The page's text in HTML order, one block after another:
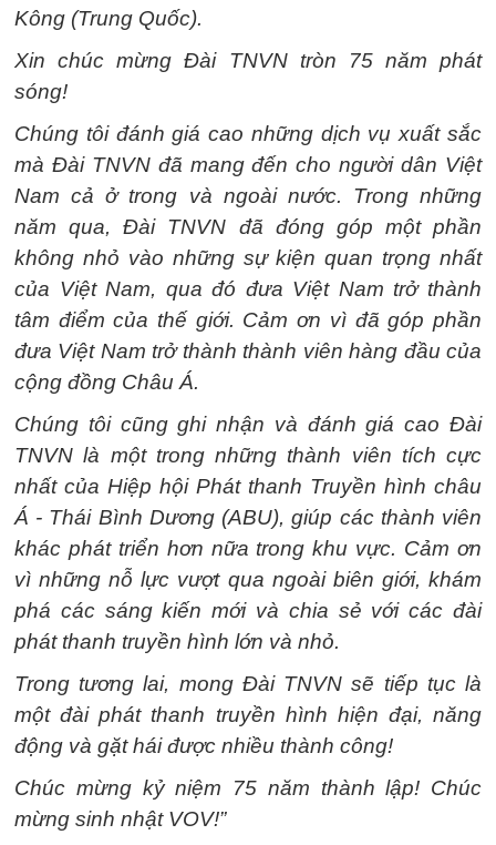
Kông (Trung Quốc).
Xin chúc mừng Đài TNVN tròn 75 năm phát
sóng!
Chúng tôi đánh giá cao những dịch vụ xuất sắc
mà Đài TNVN đã mang đến cho người dân Việt
Nam cả ở trong và ngoài nước. Trong những
năm qua, Đài TNVN đã đóng góp một phần
không nhỏ vào những sự kiện quan trọng nhất
của Việt Nam, qua đó đưa Việt Nam trở thành
tâm điểm của thế giới. Cảm ơn vì đã góp phần
đưa Việt Nam trở thành thành viên hàng đầu của
cộng đồng Châu Á.
Chúng tôi cũng ghi nhận và đánh giá cao Đài
TNVN là một trong những thành viên tích cực
nhất của Hiệp hội Phát thanh Truyền hình châu
Á - Thái Bình Dương (ABU), giúp các thành viên
khác phát triển hơn nữa trong khu vực. Cảm ơn
vì những nỗ lực vượt qua ngoài biên giới, khám
phá các sáng kiến ​​mới và chia sẻ với các đài
phát thanh truyền hình lớn và nhỏ.
Trong tương lai, mong Đài TNVN sẽ tiếp tục là
một đài phát thanh truyền hình hiện đại, năng
động và gặt hái được nhiều thành công!
Chúc mừng kỷ niệm 75 năm thành lập! Chúc
mừng sinh nhật VOV!”